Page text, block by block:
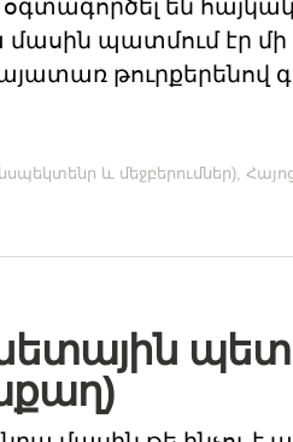
պատմում էր մի
և մեջբերումներ),